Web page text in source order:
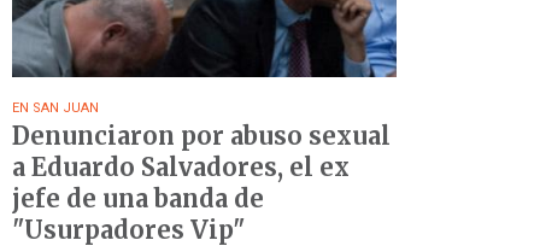
EN SAN JUAN
Denunciaron por abuso sexual
a Eduardo Salvadores, el ex
jefe de una banda de
"Usurpadores Vip"